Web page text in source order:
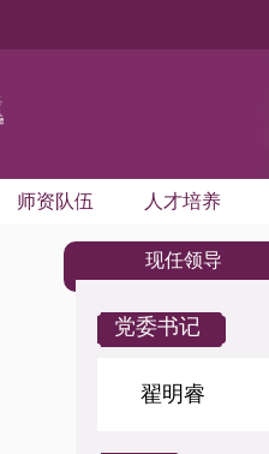
师资队伍 人才培养
现任领导
党委书记
翟明睿